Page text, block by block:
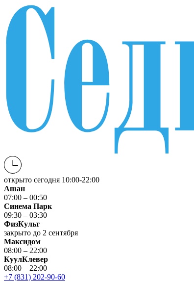
открыто сегодня 10:00-22:00
Ашан
07:00 – 00:50
Синема Парк
09:30 – 03:30
ФизКульт
закрыто до 2 сентября
Максидом
08:00 – 22:00
КуулКлевер
08:00 – 22:00
+7 (831) 202-90-60